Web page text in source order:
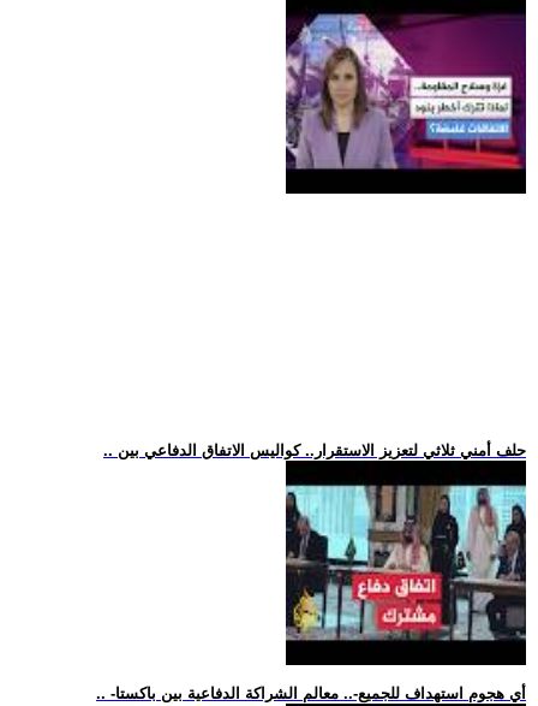
.. حلف أمني ثلاثي لتعزيز الاستقرار.. كواليس الاتفاق الدفاعي بين
.. -أي هجوم استهداف للجميع-.. معالم الشراكة الدفاعية بين باكستا